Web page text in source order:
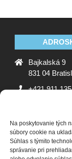
Na poskytovanie tých
súbory cookie na
Súhlas s týmito
správanie pri
Bajkalská 9
831 04
+421 911
Stanovy OZ